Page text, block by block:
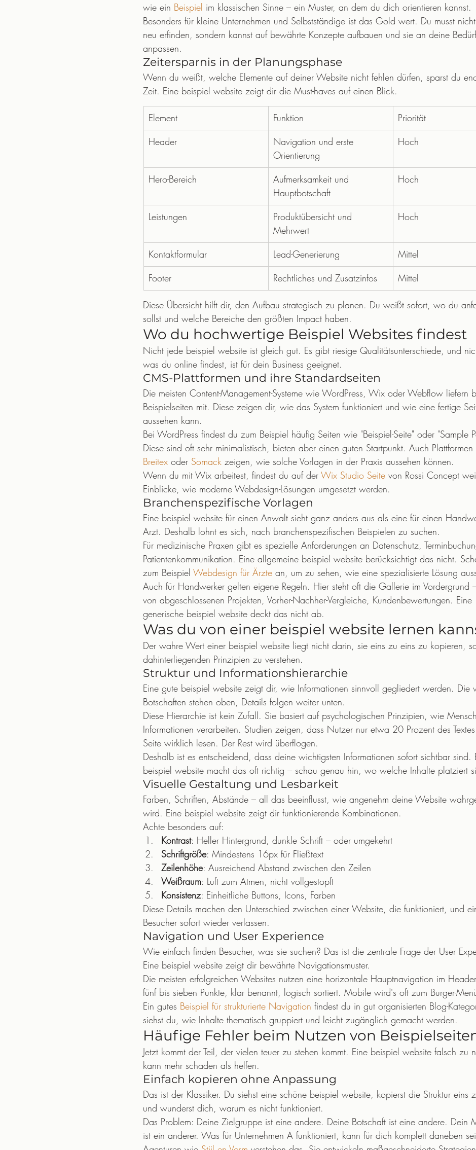
wie ein Beispiel im klassischen Sinne – ein Muster, an dem du dich orientieren kannst.
Besonders für kleine Unternehmen und Selbstständige ist das Gold wert. Du musst
neu erfinden, sondern kannst auf bewährte Konzepte aufbauen und sie an deine
anpassen.
Zeitersparnis in der Planungsphase
Wenn du weißt, welche Elemente auf deiner Website nicht fehlen dürfen, sparst du
Zeit. Eine beispiel website zeigt dir die Must-haves auf einen Blick.
Element Funktion
Priorität
Header
Navigation und erste
Orientierung
Hoch
Hero-Bereich
Aufmerksamkeit und
Hauptbotschaft
Hoch
Leistungen
Produktübersicht und
Mehrwert
Hoch
Kontaktformular Lead-Generierung
Mittel
Footer
Rechtliches und Zusatzinfos Mittel
Diese Übersicht hilft dir, den Aufbau strategisch zu planen. Du weißt sofort, wo du
sollst und welche Bereiche den größten Impact haben.
Wo du hochwertige Beispiel Websites findest
Nicht jede beispiel website ist gleich gut. Es gibt riesige Qualitätsunterschiede, und
was du online findest, ist für dein Business geeignet.
CMS-Plattformen und ihre Standardseiten
Die meisten Content-Management-Systeme wie WordPress, Wix oder Webflow liefern
Beispielseiten mit. Diese zeigen dir, wie das System funktioniert und wie eine fertige
aussehen kann.
Bei WordPress findest du zum Beispiel häufig Seiten wie "Beispiel-Seite" oder "Sample
Diese sind oft sehr minimalistisch, bieten aber einen guten Startpunkt. Auch
Breitex oder Somack zeigen, wie solche Vorlagen in der Praxis aussehen können.
Wenn du mit Wix arbeitest, findest du auf der Wix Studio Seite von Rossi Concept
Einblicke, wie moderne Webdesign-Lösungen umgesetzt werden.
Branchenspezifische Vorlagen
Eine beispiel website für einen Anwalt sieht ganz anders aus als eine für einen
Arzt. Deshalb lohnt es sich, nach branchenspezifischen Beispielen zu suchen.
Für medizinische Praxen gibt es spezielle Anforderungen an Datenschutz,
Patientenkommunikation. Eine allgemeine beispiel website berücksichtigt das nicht.
zum Beispiel Webdesign für Ärzte an, um zu sehen, wie eine spezialisierte Lösung
Auch für Handwerker gelten eigene Regeln. Hier steht oft die Gallerie im Vordergrund
von abgeschlossenen Projekten, Vorher-Nachher-Vergleiche, Kundenbewertungen. Eine
generische beispiel website deckt das nicht ab.
Was du von einer beispiel website lernen
Der wahre Wert einer beispiel website liegt nicht darin, sie eins zu eins zu kopieren,
dahinterliegenden Prinzipien zu verstehen.
Struktur und Informationshierarchie
Eine gute beispiel website zeigt dir, wie Informationen sinnvoll gegliedert werden. Die
Botschaften stehen oben, Details folgen weiter unten.
Diese Hierarchie ist kein Zufall. Sie basiert auf psychologischen Prinzipien, wie
Informationen verarbeiten. Studien zeigen, dass Nutzer nur etwa 20 Prozent des
Seite wirklich lesen. Der Rest wird überflogen.
Deshalb ist es entscheidend, dass deine wichtigsten Informationen sofort sichtbar sind.
beispiel website macht das oft richtig – schau genau hin, wo welche Inhalte platziert
Visuelle Gestaltung und Lesbarkeit
Farben, Schriften, Abstände – all das beeinflusst, wie angenehm deine Website
wird. Eine beispiel website zeigt dir funktionierende Kombinationen.
Achte besonders auf:
Kontrast: Heller Hintergrund, dunkle Schrift – oder umgekehrt
Schriftgröße: Mindestens 16px für Fließtext
Zeilenhöhe: Ausreichend Abstand zwischen den Zeilen
Weißraum: Luft zum Atmen, nicht vollgestopft
Konsistenz: Einheitliche Buttons, Icons, Farben
Diese Details machen den Unterschied zwischen einer Website, die funktioniert, und
Besucher sofort wieder verlassen.
Navigation und User Experience
Wie einfach finden Besucher, was sie suchen? Das ist die zentrale Frage der User
Eine beispiel website zeigt dir bewährte Navigationsmuster.
Die meisten erfolgreichen Websites nutzen eine horizontale Hauptnavigation im
fünf bis sieben Punkte, klar benannt, logisch sortiert. Mobile wird's oft zum Burger-
Ein gutes Beispiel für strukturierte Navigation findest du in gut organisierten Blog-
siehst du, wie Inhalte thematisch gruppiert und leicht zugänglich gemacht werden.
Häufige Fehler beim Nutzen von
Jetzt kommt der Teil, der vielen teuer zu stehen kommt. Eine beispiel website falsch zu
kann mehr schaden als helfen.
Einfach kopieren ohne Anpassung
Das ist der Klassiker. Du siehst eine schöne beispiel website, kopierst die Struktur eins
und wunderst dich, warum es nicht funktioniert.
Das Problem: Deine Zielgruppe ist eine andere. Deine Botschaft ist eine andere. Dein
ist ein anderer. Was für Unternehmen A funktioniert, kann für dich komplett daneben